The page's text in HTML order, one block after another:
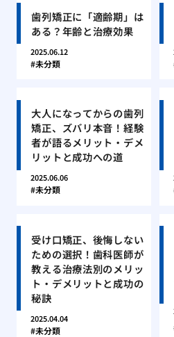
歯列矯正に「適齢期」は
ある？年齢と治療効果
2025.06.12
未分類
大人になってからの歯列
矯正、ズバリ本音！経験
者が語るメリット・デメ
リットと成功への道
2025.06.06
未分類
受け口矯正、後悔しない
ための選択！歯科医師が
教える治療法別のメリッ
ト・デメリットと成功の
秘訣
2025.04.04
未分類